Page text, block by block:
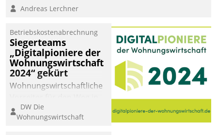
Andreas Lerchner
Betriebskostenabrechnung
Siegerteams
„Digitalpioniere der
Wohnungswirtschaft
2024“ gekürt
Wohnungswirtschaftliche
eine digitale Zukunft zu
finden, ist das Ziel des
DW Die
Wohnungswirtschaft